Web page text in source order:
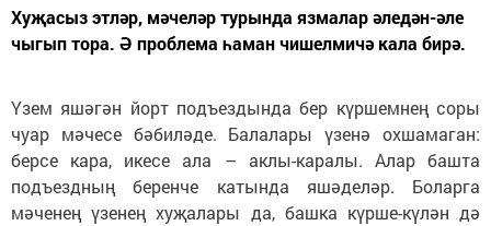
Хуҗасыз этләр, мәчеләр турында язмалар әледән-әле
чыгып тора. Ә проблема һаман чишелмичә кала бирә.
Үзем яшәгән йорт подъездында бер күршемнең соры
чуар мәчесе бәбиләде. Балалары үзенә охшамаган:
берсе кара, икесе ала – аклы-каралы. Алар башта
подъездның беренче катында яшәделәр. Боларга
мәченең үзенең хуҗалары да, башка күрше-күлән дә